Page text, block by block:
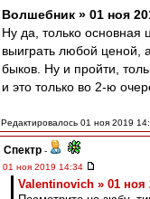
Волшебник » 01 ноя
Ну да, только основная
выиграть любой ценой,
быков. Ну и пройти,
и это только во 2-ю
Редактировалось 01 ноя 2019
Спектр -
01 ноя 2019 14:34
Valentinovich » 01 ноя